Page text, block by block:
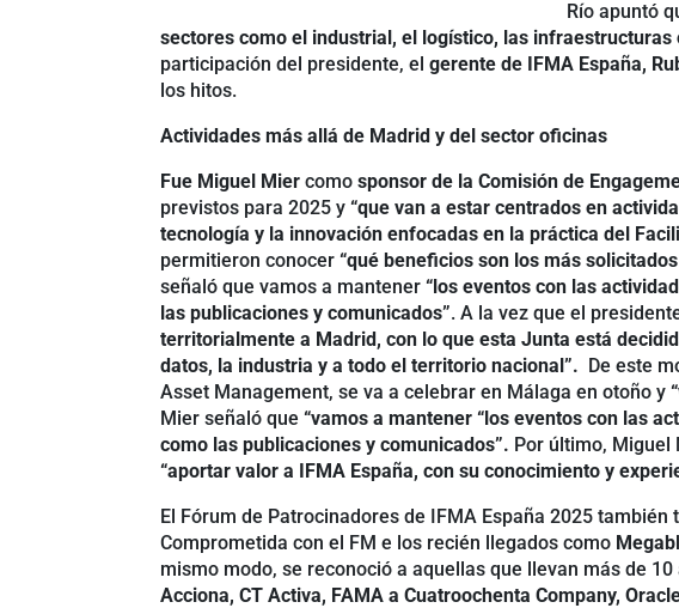
Río apuntó
sectores como el industrial, el logístico, las
participación del presidente, elgerente de IFMA España,
los hitos.
Actividades más allá de Madrid y del sector oficinas
Fue Miguel Miercomosponsor de la Comisión de
previstos para 2025 y“que van a estar centrados en
tecnología y la innovación enfocadas en la práctica del
permitieron conocer“qué beneficios son los más
señaló que vamos a mantener “los eventos con las
las publicaciones y comunicados”. A la vez que el
territorialmente a Madrid, con lo que esta Junta está
datos, la industria y a todo el territorio nacional”. De este
Asset Management, se va a celebrar en Málaga en otoño y
Mier señaló que“vamos a mantener “los eventos con las
como las publicaciones y comunicados”. Por último, Miguel
“aportar valor a IFMA España, con su conocimiento y
El Fórum de Patrocinadores de IFMA España 2025
Comprometida con el FM e los recién llegados como
mismo modo, se reconoció a aquellas que llevan más de
Acciona, CT Activa, FAMA a Cuatroochenta Company,